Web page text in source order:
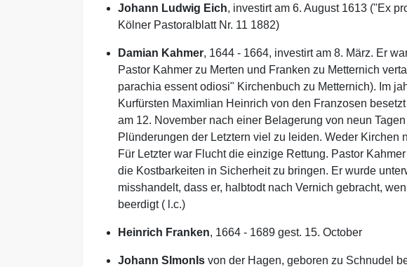
Johann Ludwig Eich, investirt am 6. August 1613 ("Ex
Kölner Pastoralblatt Nr. 11 1882)
Damian Kahmer, 1644 - 1664, investirt am 8. März. Er
Pastor Kahmer zu Merten und Franken zu Metternich
parachia essent odiosi" Kirchenbuch zu Metternich). Im
Kurfürsten Maximlian Heinrich von den Franzosen
am 12. November nach einer Belagerung von neun
Plünderungen der Letztern viel zu leiden. Weder Kirchen
Für Letzter war Flucht die einzige Rettung. Pastor
die Kostbarkeiten in Sicherheit zu bringen. Er wurde
misshandelt, dass er, halbtodt nach Vernich gebracht,
beerdigt ( l.c.)
Heinrich Franken, 1664 - 1689 gest. 15. October
Johann SImonIs von der Hagen, geboren zu Schnudel